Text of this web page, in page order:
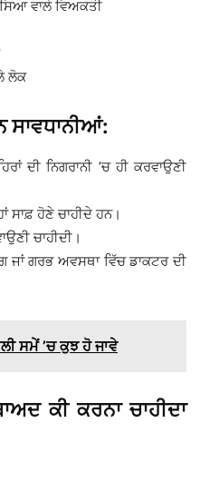
ਵਾਲੇ ਵਿਅਕਤੀ
ਲੋਕ
ਸਾਵਧਾਨੀਆਂ:
ਦੀ ਨਿਗਰਾਨੀ ’ਚ ਹੀ ਕਰਵਾਉਣੀ
ਸਾਫ਼ ਹੋਣੇ ਚਾਹੀਦੇ ਹਨ।
ਚਾਹੀਦੀ।
ਜਾਂ ਗਰਭ ਅਵਸਥਾ ਵਿੱਚ ਡਾਕਟਰ ਦੀ
ਸਮੇਂ ’ਚ ਕੁਝ ਹੋ ਜਾਵੇ
ਕੀ ਕਰਨਾ ਚਾਹੀਦਾ